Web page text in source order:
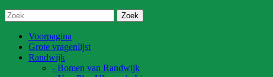
Voorpagina
Grote vragenlijst
Randwijk
- Bomen van Randwijk